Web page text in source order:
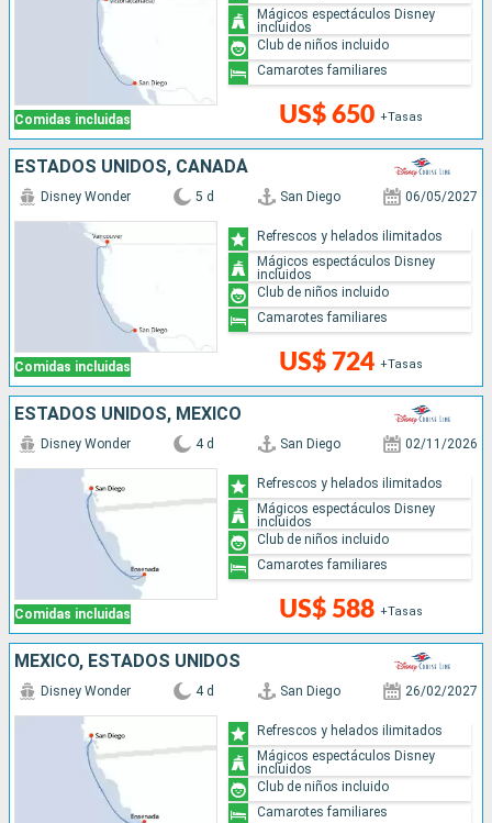
Comidas incluidas US$ 650 +Tasas
Mágicos espectáculos Disney
incluidos
Club de niños incluido
Camarotes familiares
ESTADOS UNIDOS, CANADÁ
Comidas incluidas
Disney Wonder 5 d San Diego 06/05/2027
US$ 724 +Tasas
Refrescos y helados ilimitados
Mágicos espectáculos Disney
incluidos
Club de niños incluido
Camarotes familiares
ESTADOS UNIDOS, MÉXICO
Comidas incluidas
Disney Wonder 4 d San Diego 02/11/2026
US$ 588 +Tasas
Refrescos y helados ilimitados
Mágicos espectáculos Disney
incluidos
Club de niños incluido
Camarotes familiares
MÉXICO, ESTADOS UNIDOS
Disney Wonder 4 d San Diego 26/02/2027
Refrescos y helados ilimitados
Mágicos espectáculos Disney
incluidos
Club de niños incluido
Camarotes familiares